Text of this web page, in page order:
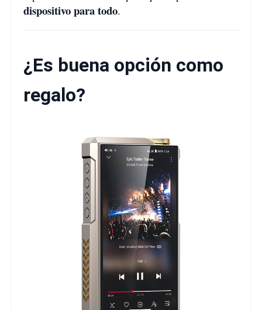
dispositivo para todo.
¿Es buena opción como
regalo?